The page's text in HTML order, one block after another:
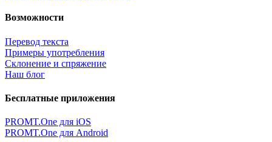
Возможности
Перевод текста
Примеры употребления
Склонение и спряжение
Наш блог
Бесплатные приложения
PROMT.One для iOS
PROMT.One для Android